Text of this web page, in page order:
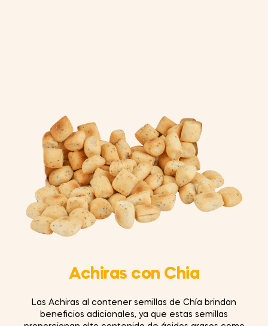
Achiras con Chia
Las Achiras al contener semillas de Chía brindan
beneﬁcios adicionales, ya que estas semillas